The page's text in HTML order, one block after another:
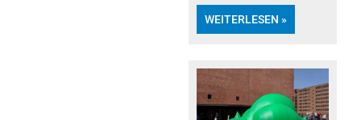
WEITERLESEN »